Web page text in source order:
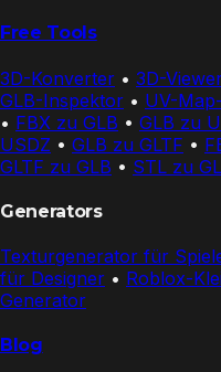
Free Tools
3D-Konverter • 3D-
GLB-Inspektor • UV-
• FBX zu GLB • GLB zu
USDZ • GLB zu GLTF •
GLTF zu GLB • STL zu
Generators
Texturgenerator für
für Designer • Roblox-
Generator
Blog